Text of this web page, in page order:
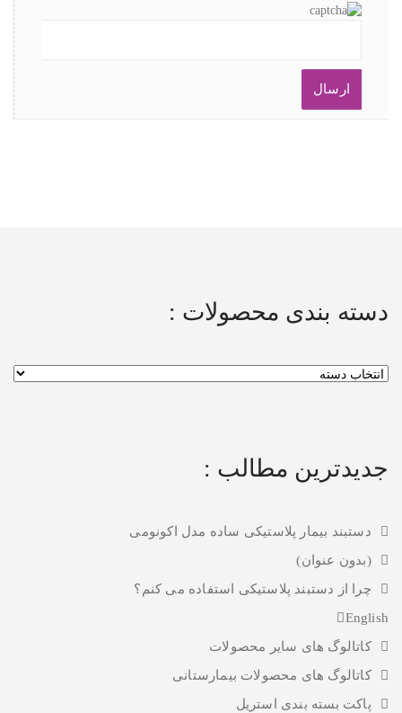
دسته بندی محصولات :
جدیدترین مطالب :
دستبند بیمار پلاستیکی ساده مدل اکونومی
(بدون عنوان)
چرا از دستبند پلاستیکی استفاده می کنم؟
English
کاتالوگ های سایر محصولات
کاتالوگ های محصولات بیمارستانی
پاکت بسته بندی استریل